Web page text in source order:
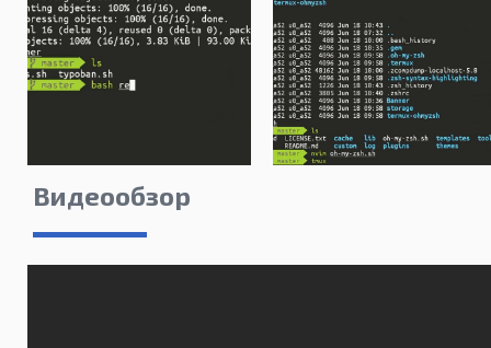
Видеообзор